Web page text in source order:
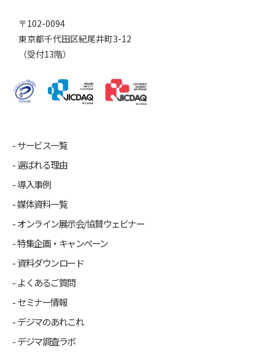
〒102-0094
東京都千代田区紀尾井町3-12
（受付13階）
サービス一覧
選ばれる理由
導入事例
媒体資料一覧
オンライン展示会/協賛ウェビナー
特集企画・キャンペーン
資料ダウンロード
よくあるご質問
セミナー情報
デジマのあれこれ
デジマ調査ラボ